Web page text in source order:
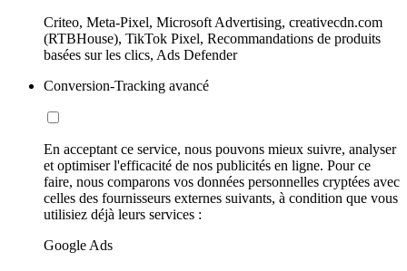
Criteo, Meta-Pixel, Microsoft Advertising, creativecdn.com
(RTBHouse), TikTok Pixel, Recommandations de produits
basées sur les clics, Ads Defender
Conversion-Tracking avancé
En acceptant ce service, nous pouvons mieux suivre, analyser
et optimiser l'efficacité de nos publicités en ligne. Pour ce
faire, nous comparons vos données personnelles cryptées avec
celles des fournisseurs externes suivants, à condition que vous
utilisiez déjà leurs services :
Google Ads